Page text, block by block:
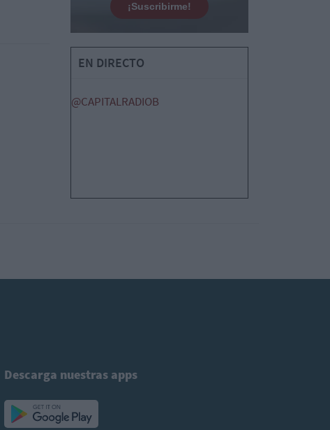
¡Suscribirme!
EN DIRECTO
@CAPITALRADIOB
Descarga nuestras apps